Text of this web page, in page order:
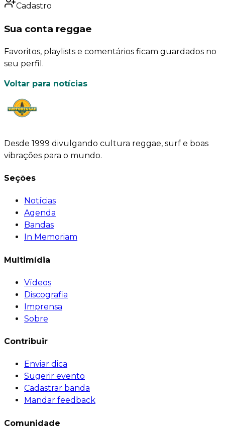
Cadastro
Sua conta reggae
Favoritos, playlists e comentários ficam guardados no
seu perfil.
Voltar para notícias
Desde 1999 divulgando cultura reggae, surf e boas
vibrações para o mundo.
Seções
Notícias
Agenda
Bandas
In Memoriam
Multimídia
Vídeos
Discografia
Imprensa
Sobre
Contribuir
Enviar dica
Sugerir evento
Cadastrar banda
Mandar feedback
Comunidade